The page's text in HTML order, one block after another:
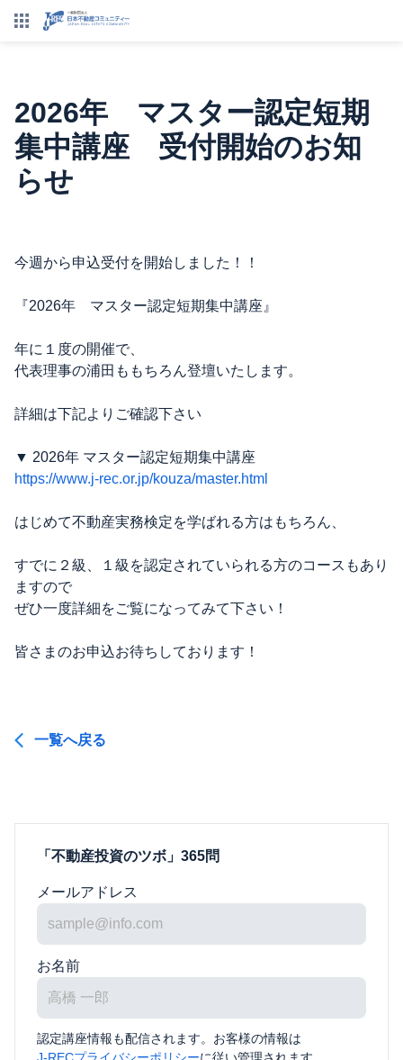
2026年 マスター認定短期
集中講座 受付開始のお知
らせ
今週から申込受付を開始しました！！
『2026年 マスター認定短期集中講座』
年に１度の開催で、
代表理事の浦田ももちろん登壇いたします。
詳細は下記よりご確認下さい
▼ 2026年 マスター認定短期集中講座
https://www.j-rec.or.jp/kouza/master.html
はじめて不動産実務検定を学ばれる方はもちろん、
すでに２級、１級を認定されていられる方のコースもあり
ますので
ぜひ一度詳細をご覧になってみて下さい！
皆さまのお申込お待ちしております！
一覧へ戻る
「不動産投資のツボ」365問
メールアドレス
お名前
認定講座情報も配信されます。お客様の情報は